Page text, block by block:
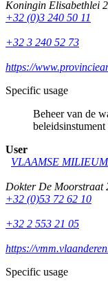
Koningin Elisabethlei
+32 (0)3 240 50 11
+32 3 240 52 73
https://
Specific usage
Beheer van de
User
VLAAMSE
Dokter De Moorstraat
+32 (0)53 72 62 10
+32 2 553 21 05
https://
Specific usage